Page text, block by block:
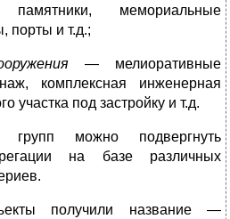
мемориальные
порты и т.д.;
— мелиоративные
комплексная инженерная
участка под застройку и т.д.
можно подвергнуть
на базе различных
получили название —